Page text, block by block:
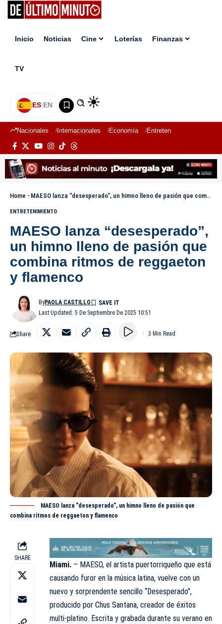
Inicio Noticias Cine Loterías Finanzas
TV
ES|EN
Nacionales Internacionales Economía Entretenimiento
Home - MAESO lanza “desesperado”, un himno lleno de pasión que combina ritmos de reggaeton y flamenco
ENTRETENIMIENTO
MAESO lanza “desesperado”,
un himno lleno de pasión que
combina ritmos de reggaeton
y flamenco
Last Updated: 5 De Septiembre De 2025 10:51
ByPAOLA CASTILLO
Share 3 Min Read
MAESO lanza “desesperado”, un himno lleno de pasión que
combina ritmos de reggaeton y flamenco
SHARE
Miami. – MAESO, el artista puertorriqueño que está
causando furor en la música latina, vuelve con un
nuevo y sorprendente sencillo “Desesperado”,
producido por Chus Santana, creador de éxitos
multi-platino. Escrita y grabada durante su verano en